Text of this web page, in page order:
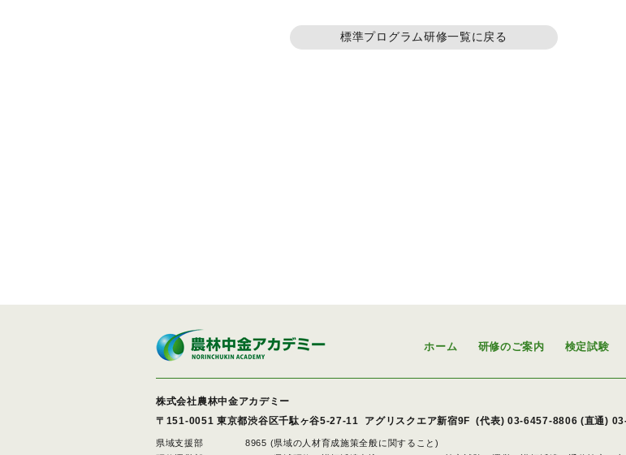
標準プログラム研修一覧に戻る
ホーム 研修のご案内 検定試験
株式会社農林中金アカデミー
〒151-0051 東京都渋谷区千駄ヶ谷5-27-11 アグリスクエア新宿9F (代表) 03-6457-8806 (直通)
県域支援部
8965 (県域の人材育成施策全般に関すること)